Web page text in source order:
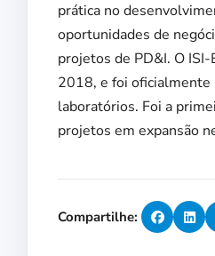
prática no
oportunidades de
projetos de PD&I. O
2018, e foi oficialmente
laboratórios. Foi a
projetos em expansão
Compartilhe: